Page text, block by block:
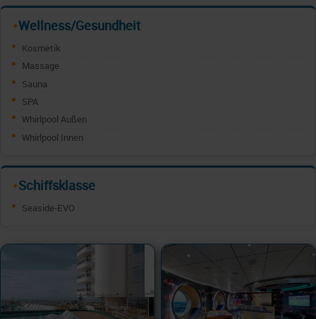
✦Wellness/Gesundheit
Kosmetik
Massage
Sauna
SPA
Whirlpool Außen
Whirlpool Innen
✦Schiffsklasse
Seaside-EVO